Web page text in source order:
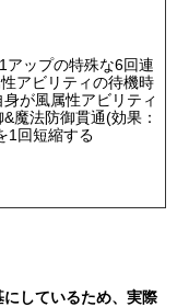
アップの特殊な6回連
アビリティの待機時
が風属性アビリティ
魔法防御貫通(効果：
1回短縮する
しているため、実際